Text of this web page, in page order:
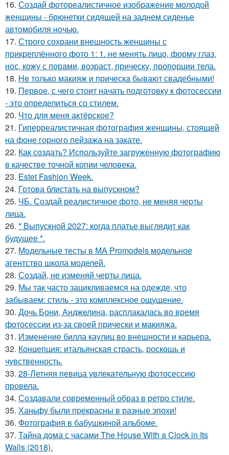
16. Создай фотореалистичное изображение молодой
женщины - брюнетки сидящей на заднем сиденье
автомобиля ночью.
17. Строго сохрани внешность женщины с
прикреплённого фото 1: 1. не менять лицо, форму глаз,
нос, кожу с порами, возраст, прическу, пропорции тела.
18. He только макияж и прическа бывают свадебными!
19. Первое, с чего стоит начать подготовку к фотосессии
- это определиться со стилем.
20. Что для меня актёрское?
21. Гиперреалистичная фотография женщины, стоящей
на фоне горного пейзажа на закате.
22. Как создать? Используйте загруженную фотографию
в качестве точной копии человека.
23. Estet Fashion Week.
24. Готова блистать на выпускном?
25. ЧБ. Создай реалистичное фото, не меняя черты
лица.
26. * Выпускной 2027: когда платье выглядит как
будущее *.
27. Модельные тесты в МА Promodels модельное
агентство школа моделей.
28. Создай, не изменяй черты лица.
29. Мы так часто зацикливаемся на одежде, что
забываем: стиль - это комплексное ощущение.
30. Дочь Бони, Анджелина, расплакалась во время
фотосессии из-за своей прически и макияжа.
31. Изменение билла каулиц во внешности и карьера.
32. Концепция: итальянская страсть, роскошь и
чувственность.
33. 28-Летняя певица увлекательную фотосессию
провела.
34. Создавали современный образ в ретро стиле.
35. Ханьфу были прекрасны в разные эпохи!
36. Фотография в бабушкиной альбоме.
37. Тайна дома с часами The House With a Clock in Its
Walls (2018).